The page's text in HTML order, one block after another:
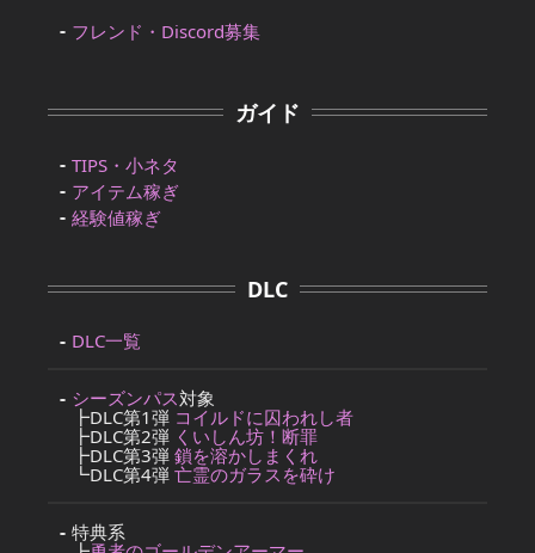
フレンド・Discord募集
ガイド
TIPS・小ネタ
アイテム稼ぎ
経験値稼ぎ
DLC
DLC一覧
シーズンパス対象
┣DLC第1弾 コイルドに囚われし者
┣DLC第2弾 くいしん坊！断罪
┣DLC第3弾 鎖を溶かしまくれ
┗DLC第4弾 亡霊のガラスを砕け
特典系